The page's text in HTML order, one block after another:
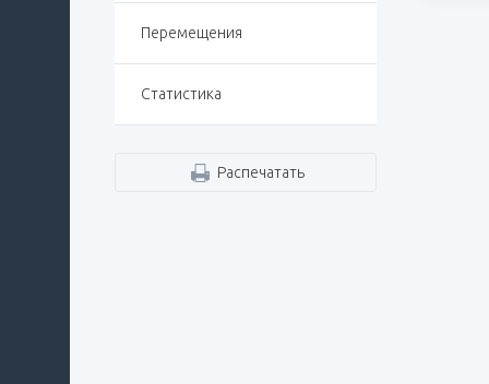
Перемещения
Статистика
Распечатать